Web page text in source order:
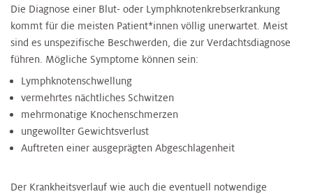
Die Diagnose einer Blut- oder Lymphknotenkrebserkrankung
kommt für die meisten Patient*innen völlig unerwartet. Meist
sind es unspezifische Beschwerden, die zur Verdachtsdiagnose
führen. Mögliche Symptome können sein:
Lymphknotenschwellung
vermehrtes nächtliches Schwitzen
mehrmonatige Knochenschmerzen
ungewollter Gewichtsverlust
Auftreten einer ausgeprägten Abgeschlagenheit
Der Krankheitsverlauf wie auch die eventuell notwendige